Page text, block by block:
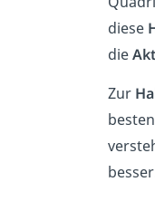
diese
die
Zur